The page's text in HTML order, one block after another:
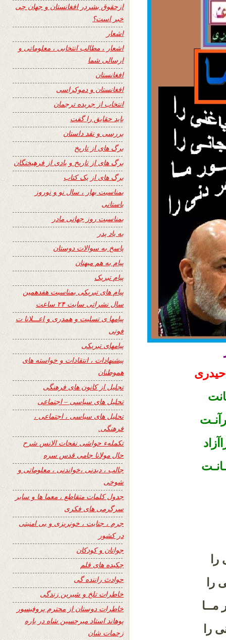
حیدری
را
مــا
را
ازحقوق بشردر افغانستان و جهان چی
خبر است؟
اشعار
اشعار ، مطالب انتخابی ، معلوماتی و
ارسالی شما
افغانستان
افغانستان و دموکراسی
انتخاب از جریده ترجمان
باید حقایق را گفت
بررسی و نقد داستان
برگ های از تاریخ
برگ های از تاریخ و یادی از فرهیختگان
برگ های از یک کتاب
بمناسبت بهار ، سال نو و نوروز
باستانی
بمناسبت روز جهانی مادر
به یاد پدر
پاسخ به سوالات دوستان
پیام به هم میهنان
پیام تبریک
پیام های تبریکی بمناسبت هفدهمین
سال نشراتی سایت ۲۴ ساعت
پیامها ی تسلیت و همدری و اعـــلانا ت
فوتی
پیامهای تبریکی
پیشنهادات ، انتقادات و خواسته های
هموطنان
تجلیل از کانون های فرهنگی
تحلیل های سیاسی – اجتماعی
تحلیل های سیاسی ، اجتماعی ،
فرهنگی.
تکملهء حواشی نفحات الانس شرح
حال مولانا جامی قدس سره
جالب ، دیدنی ،خواندنی ، معلوماتی و
شوخی
جدول کلمات متقاطع ، معما ها و سایر
سرگرمی های فکری
جرم ، جنایت ، خونریزی و بی امنیتی
در کشور
جوانان و کودکان
چکیده های قلم
حوادث راننده گی
خاطرات تلخ و شیرین زندگی
خاطرات دوستان از محترم پروفیسور
پوهاند استاد میرحسین شاه در باره
زحمات شان